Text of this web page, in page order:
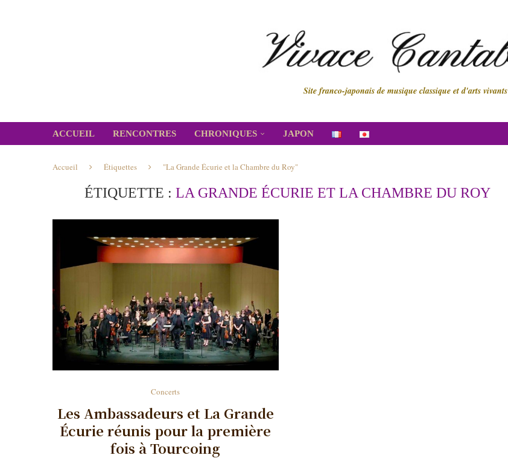
Site franco-japonais de musique classique et d'arts vivants
ACCUEIL RENCONTRES CHRONIQUES JAPON
Accueil Étiquettes "La Grande Écurie et la Chambre du Roy"
ÉTIQUETTE :LA GRANDE ÉCURIE ET LA CHAMBRE DU ROY
Concerts
Les Ambassadeurs et La Grande
Écurie réunis pour la première
fois à Tourcoing